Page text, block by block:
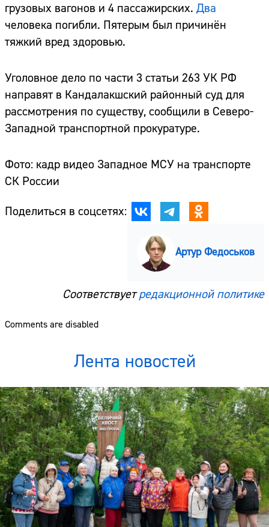
грузовых вагонов и 4 пассажирских. Два
человека погибли. Пятерым был причинён
тяжкий вред здоровью.
Уголовное дело по части 3 статьи 263 УК РФ
направят в Кандалакшский районный суд для
рассмотрения по существу, сообщили в Северо-
Западной транспортной прокуратуре.
Фото: кадр видео Западное МСУ на транспорте
СК России
Поделиться в соцсетях:
Артур Федоськов
Соответствуетредакционной политике
Comments are disabled
Лента новостей